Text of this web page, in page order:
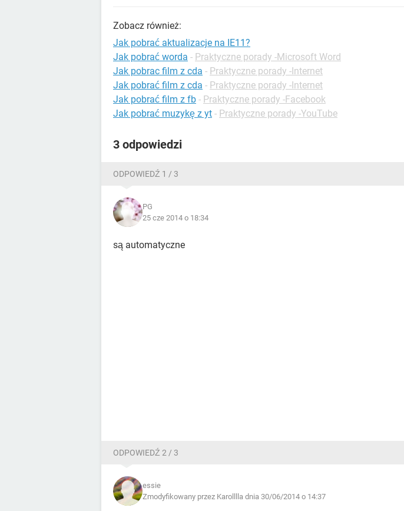
Zobacz również:
Jak pobrać aktualizacje na IE11?
Jak pobrać worda - Praktyczne porady -Microsoft Word
Jak pobrac film z cda - Praktyczne porady -Internet
Jak pobrać film z cda - Praktyczne porady -Internet
Jak pobrać film z fb - Praktyczne porady -Facebook
Jak pobrać muzykę z yt - Praktyczne porady -YouTube
3 odpowiedzi
ODPOWIEDŹ 1 / 3
PG
25 cze 2014 o 18:34
są automatyczne
ODPOWIEDŹ 2 / 3
essie
Zmodyfikowany przez Karolllla dnia 30/06/2014 o 14:37